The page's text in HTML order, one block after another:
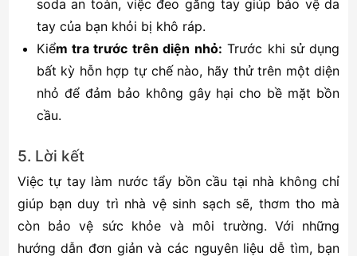
soda an toàn, việc đeo găng tay giúp bảo vệ da
tay của bạn khỏi bị khô ráp.
Kiểm tra trước trên diện nhỏ: Trước khi sử dụng
bất kỳ hỗn hợp tự chế nào, hãy thử trên một diện
nhỏ để đảm bảo không gây hại cho bề mặt bồn
cầu.
5. Lời kết
Việc tự tay làm nước tẩy bồn cầu tại nhà không chỉ
giúp bạn duy trì nhà vệ sinh sạch sẽ, thơm tho mà
còn bảo vệ sức khỏe và môi trường. Với những
hướng dẫn đơn giản và các nguyên liệu dễ tìm, bạn